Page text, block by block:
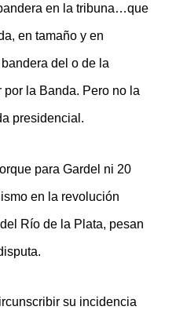
en la tribuna…que
en tamaño y en
del o de la
la Banda. Pero no la
presidencial.
para Gardel ni 20
en la revolución
Río de la Plata, pesan
su incidencia